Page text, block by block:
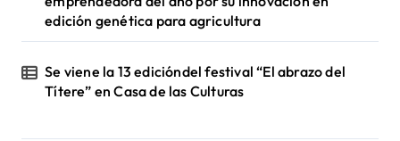
edición genética para agricultura
Se viene la 13 edicióndel festival “El abrazo del
Títere” en Casa de las Culturas